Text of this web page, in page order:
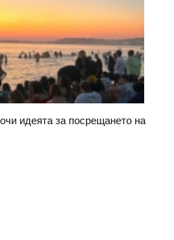
идеята за посрещането на